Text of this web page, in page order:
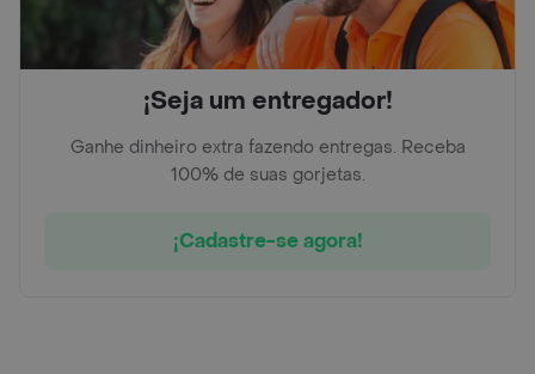
¡Seja um entregador!
Ganhe dinheiro extra fazendo entregas. Receba
100% de suas gorjetas.
¡Cadastre-se agora!